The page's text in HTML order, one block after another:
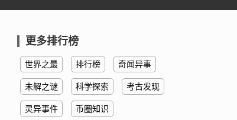
更多排行榜
世界之最 排行榜 奇闻异事
未解之谜 科学探索 考古发现
灵异事件 币圈知识